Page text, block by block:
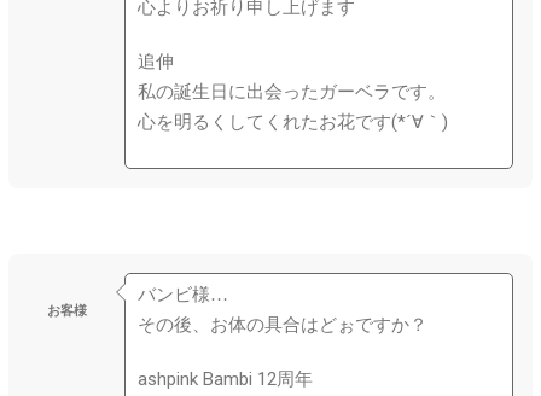
心よりお祈り申し上げます
追伸
私の誕生日に出会ったガーベラです。
心を明るくしてくれたお花です(*´∀｀)
お客様
バンビ様…
その後、お体の具合はどぉですか？
ashpink Bambi 12周年